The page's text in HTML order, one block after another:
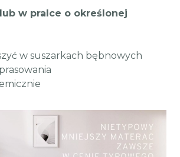
w pralce o określonej
w suszarkach bębnowych